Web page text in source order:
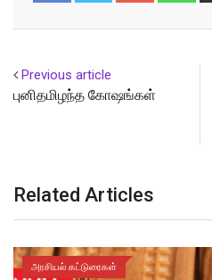
Previous article
புனிதமிழந்த கோஷங்கள்
Related Articles
அரசியல் கட்டுரைகள்